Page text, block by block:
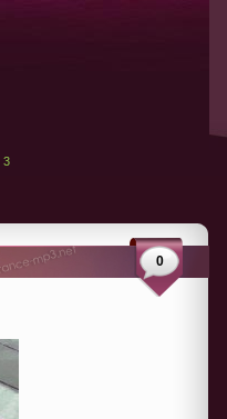
3
0